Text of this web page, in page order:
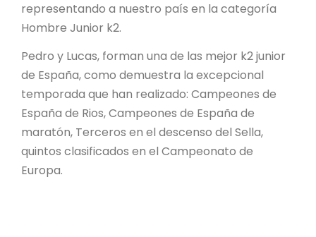
representando a nuestro país en la categoría
Hombre Junior k2.
Pedro y Lucas, forman una de las mejor k2 junior
de España, como demuestra la excepcional
temporada que han realizado: Campeones de
España de Rios, Campeones de España de
maratón, Terceros en el descenso del Sella,
quintos clasificados en el Campeonato de
Europa.